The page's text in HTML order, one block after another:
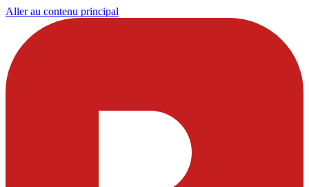
Aller au contenu principal